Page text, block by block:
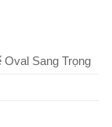
Oval Sang Trọng